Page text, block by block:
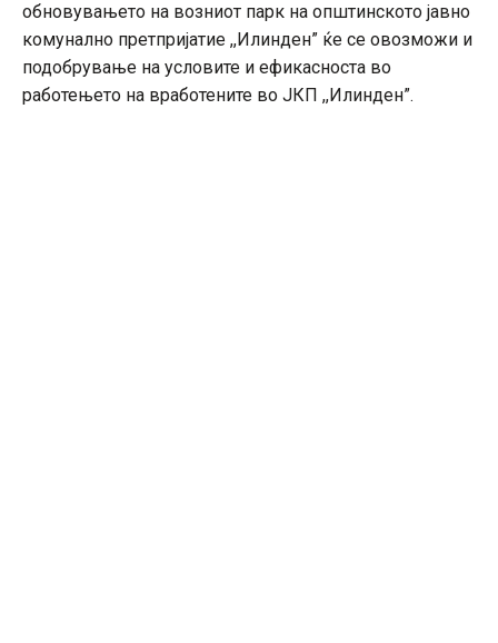
обновувањето на возниот парк на општинското јавно
комунално претпријатие ,,Илинден” ќе се овозможи и
подобрување на условите и ефикасноста во
работењето на вработените во ЈКП ,,Илинден”.